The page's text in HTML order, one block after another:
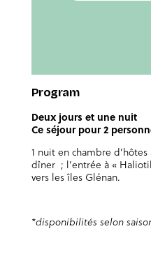
Program
Deux jours et une nuit
Ce séjour pour 2
1 nuit en chambre
dîner ; l’entrée à «
vers les îles Glénan.
*disponibilités selon